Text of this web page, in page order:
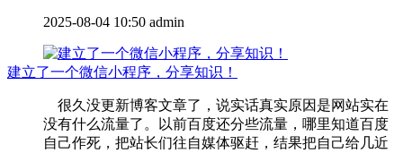
2025-08-04 10:50 admin
建立了一个微信小程序，分享知识！
很久没更新博客文章了，说实话真实原因是网站实在
没有什么流量了。以前百度还分些流量，哪里知道百度
自己作死，把站长们往自媒体驱赶，结果把自己给几近